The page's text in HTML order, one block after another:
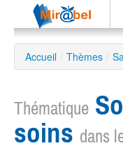
Le réseau
Soutien
Accueil / Thèmes /
Thématique
soins dans